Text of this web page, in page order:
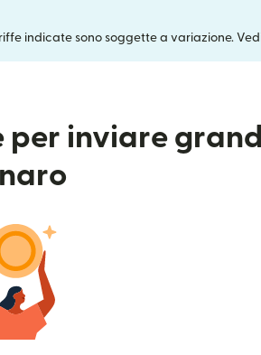
indicate sono soggette a variazione.
per inviare